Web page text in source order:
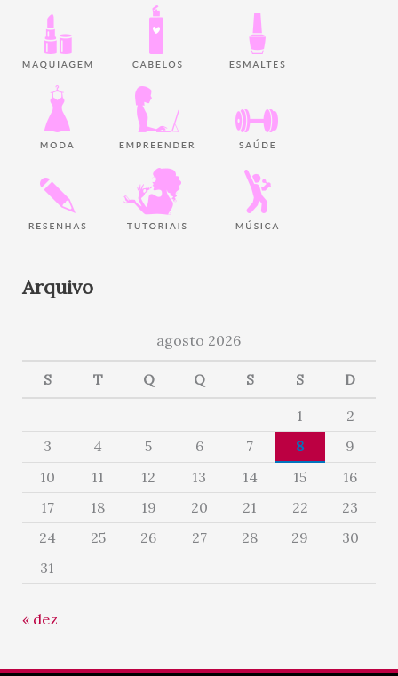
Arquivo
agosto 2026
S T Q Q S S D
1
2
3
4 5 6 7 8
9
10
11 12 13 14 15
16
17
18 19 20 21 22
23
24
25 26 27 28 29
30
31
« dez